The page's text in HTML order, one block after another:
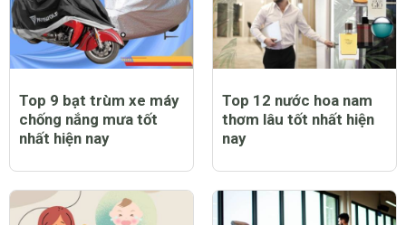
Top 9 bạt trùm xe máy
chống nắng mưa tốt
nhất hiện nay
Top 12 nước hoa nam
thơm lâu tốt nhất hiện
nay